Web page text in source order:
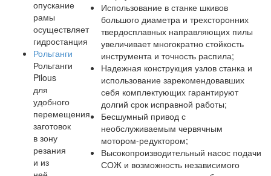
опускание
рамы
осуществляет
гидростанция
Рольганги
Рольганги
Pilous
для
удобного
перемещения
заготовок
в зону
резания
и из
Использование в станке шкивов
большого диаметра и трехсторонних
твердосплавных направляющих пилы
увеличивает многократно стойкость
инструмента и точность распила;
Надежная конструкция узлов станка и
использование зарекомендовавших
себя комплектующих гарантируют
долгий срок исправной работы;
Бесшумный привод с
необслуживаемым червячным
мотором-редуктором;
Высокопроизводительный насос подачи
СОЖ и возможность независимого